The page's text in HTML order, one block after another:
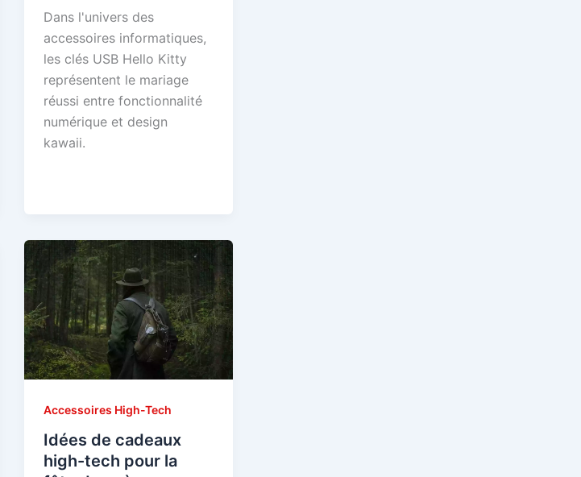
Dans l'univers des
accessoires informatiques,
les clés USB Hello Kitty
représentent le mariage
réussi entre fonctionnalité
numérique et design
kawaii.
Accessoires High-Tech
Idées de cadeaux
high-tech pour la